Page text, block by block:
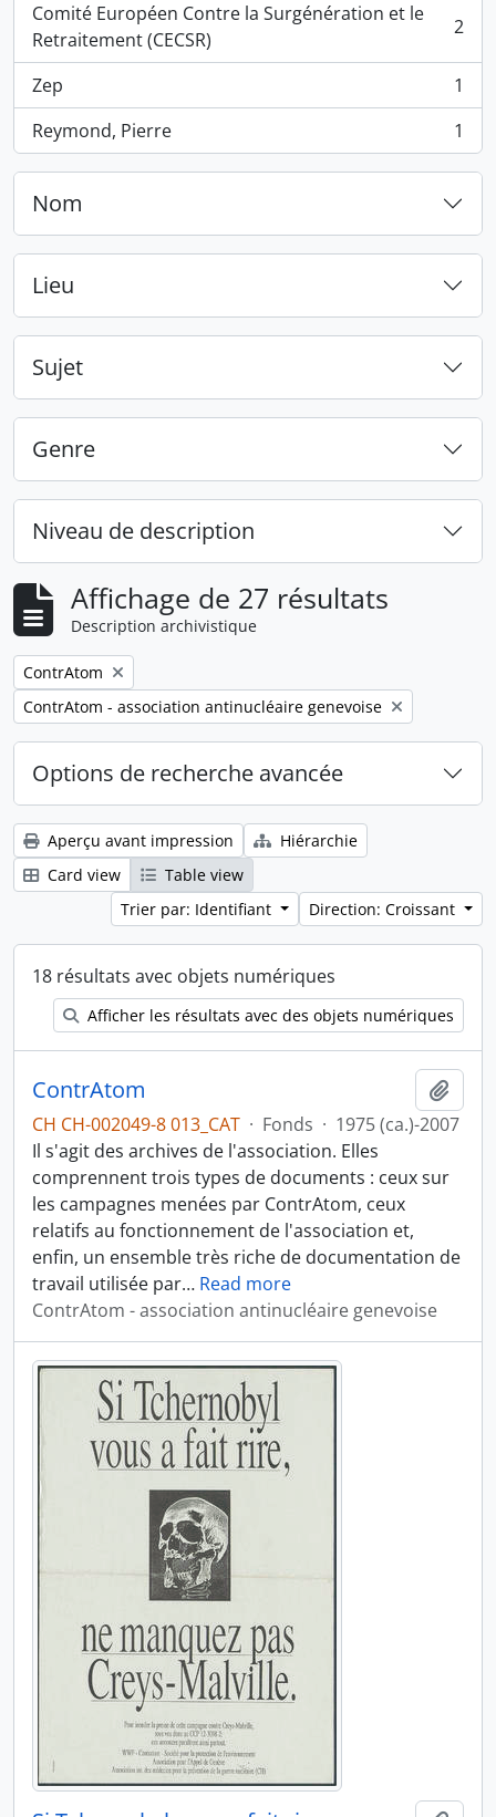
Comité Européen Contre la Surgénération et le
Retraitement (CECSR)
, 2 résultats 2
Zep
, 1 résultats
1
Reymond, Pierre
, 1 résultats 1
Nom
Lieu
Sujet
Genre
Niveau de description
Affichage de 27 résultats
Description archivistique
Remove filter:
ContrAtom
Remove filter:
ContrAtom - association antinucléaire genevoise
Options de recherche avancée
Aperçu avant impression
Hiérarchie
Card view
Table view
Trier par: Identifiant
Direction: Croissant
18 résultats avec objets numériques
Afficher les résultats avec des objets numériques
ContrAtom
CH CH-002049-8 013_CAT · Fonds · 1975 (ca.)-2007
Il s'agit des archives de l'association. Elles
comprennent trois types de documents : ceux sur
les campagnes menées par ContrAtom, ceux
relatifs au fonctionnement de l'association et,
enfin, un ensemble très riche de documentation de
travail utilisée par… Read more
ContrAtom - association antinucléaire genevoise